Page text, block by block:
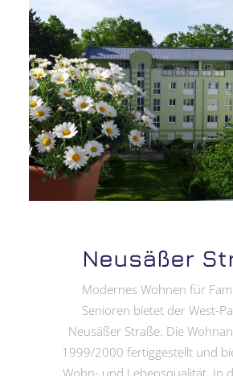
Neusäßer
Modernes Wohnen für
Senioren bietet der West-
Neusäßer Straße. Die
1999/2000 fertiggestellt und
Wohn- und Lebensqualität. In